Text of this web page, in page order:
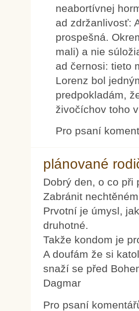
neabortívnej
ad zdržanlivosť:
prospešná.
mali) a nie
ad černosi: tieto
Lorenz bol
predpokladám,
živočíchov toho
Pro psaní
plánované
Dobrý den, o co při
Zabránit
Prvotní je úmysl,
druhotné.
Takže kondom je
A doufám že si
snaží se před
Dagmar
Pro psaní